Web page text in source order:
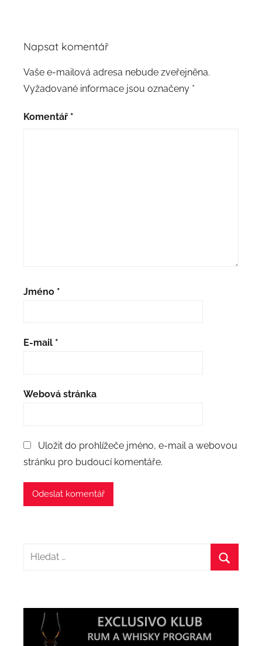
Napsat komentář
Vaše e-mailová adresa nebude zveřejněna.
Vyžadované informace jsou označeny *
Komentář *
Jméno *
E-mail *
Webová stránka
Uložit do prohlížeče jméno, e-mail a webovou
stránku pro budoucí komentáře.
Hledat: